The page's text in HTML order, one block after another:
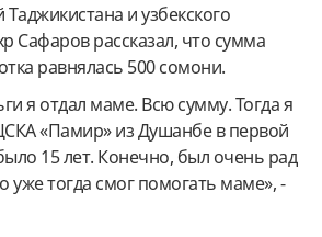
и узбекского
Сафаров рассказал, что сумма
равнялась 500 сомони.
я отдал маме. Всю сумму. Тогда я
«Памир» из Душанбе в первой
15 лет. Конечно, был очень рад
уже тогда смог помогать маме», -